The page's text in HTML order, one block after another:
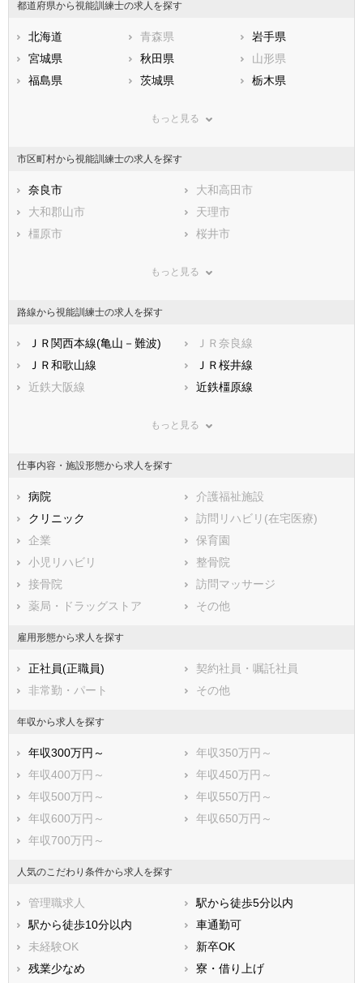
都道府県から視能訓練士の求人を探す
北海道 青森県
岩手県
宮城県
秋田県
山形県
福島県
茨城県
栃木県
神奈川県
石川県
福井県
静岡県
滋賀県
兵庫県
山口県
福岡県
佐賀県
熊本県
大分県
鹿児島県
もっと見る
市区町村から視能訓練士の求人を探す
奈良市
大和高田市
大和郡山市
天理市
橿原市
桜井市
香芝市
山辺郡山添村
生駒郡三郷町
生駒郡斑鳩町
生駒郡安堵町
磯城郡川西町
磯城郡三宅町
磯城郡田原本町
高市郡明日香村
北葛城郡広陵町
吉野郡吉野町
吉野郡大淀町
吉野郡下市町
吉野郡黒滝村
吉野郡天川村
吉野郡野迫川村
吉野郡十津川村
吉野郡下北山村
吉野郡上北山村
吉野郡川上村
吉野郡東吉野村
もっと見る
路線から視能訓練士の求人を探す
ＪＲ関西本線(亀山－難波)
ＪＲ奈良線
ＪＲ和歌山線
ＪＲ桜井線
近鉄大阪線
近鉄橿原線
近鉄天理線
近鉄奈良線
近鉄けいはんな線
もっと見る
仕事内容・施設形態から求人を探す
病院
介護福祉施設
クリニック
訪問リハビリ(在宅医療)
企業
保育園
小児リハビリ
整骨院
接骨院
訪問マッサージ
薬局・ドラッグストア
その他
雇用形態から求人を探す
正社員(正職員)
契約社員・嘱託社員
非常勤・パート
その他
年収から求人を探す
年収300万円～
年収350万円～
年収400万円～
年収450万円～
年収500万円～
年収550万円～
年収600万円～
年収650万円～
年収700万円～
人気のこだわり条件から求人を探す
管理職求人
駅から徒歩5分以内
駅から徒歩10分以内
車通勤可
未経験OK
新卒OK
残業少なめ
寮・借り上げ